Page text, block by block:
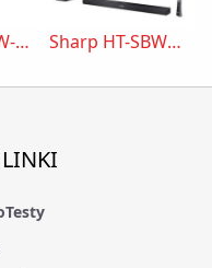
Samsung HW-Q930F Sharp HT-SBW320
LINKI